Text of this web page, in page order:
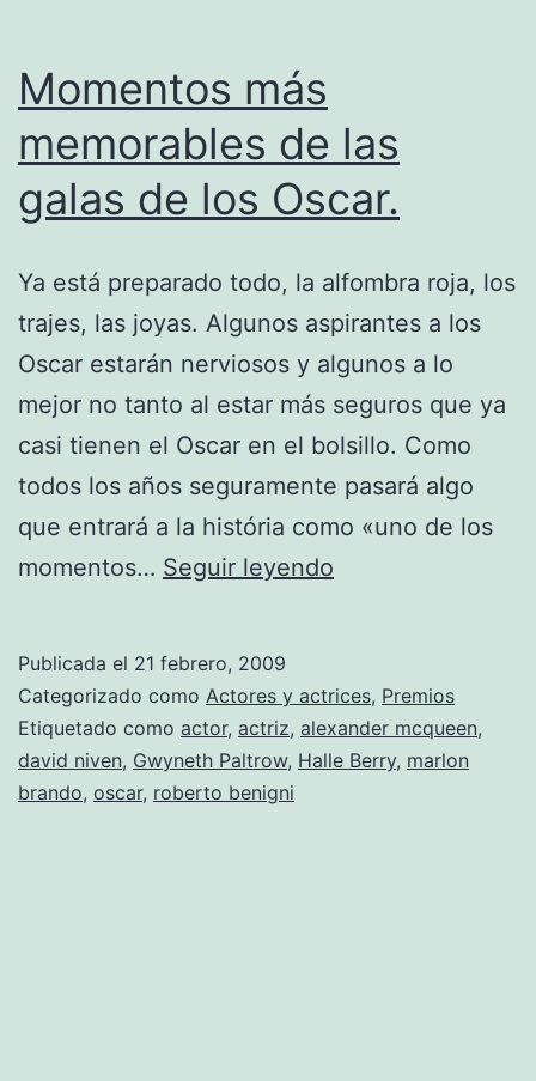
Momentos más
memorables de las
galas de los Oscar.
Ya está preparado todo, la alfombra roja, los
trajes, las joyas. Algunos aspirantes a los
Oscar estarán nerviosos y algunos a lo
mejor no tanto al estar más seguros que ya
casi tienen el Oscar en el bolsillo. Como
todos los años seguramente pasará algo
que entrará a la história como «uno de los
momentos… Seguir leyendo
de
las
galas
Publicada el 21 febrero, 2009
Categorizado como Actores y actrices, Premios
Etiquetado como actor, actriz, alexander mcqueen,
david niven, Gwyneth Paltrow, Halle Berry, marlon
brando, oscar, roberto benigni